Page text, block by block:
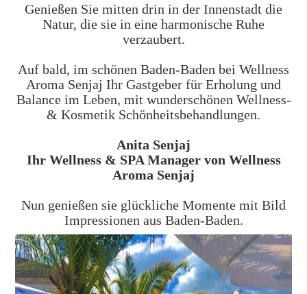
Genießen Sie mitten drin in der Innenstadt die
Natur, die sie in eine harmonische Ruhe
verzaubert.
Auf bald, im schönen Baden-Baden bei Wellness
Aroma Senjaj Ihr Gastgeber für Erholung und
Balance im Leben, mit wunderschönen Wellness-
& Kosmetik Schönheitsbehandlungen.
Anita Senjaj
Ihr Wellness & SPA Manager von Wellness
Aroma Senjaj
Nun genießen sie glückliche Momente mit Bild
Impressionen aus Baden-Baden.